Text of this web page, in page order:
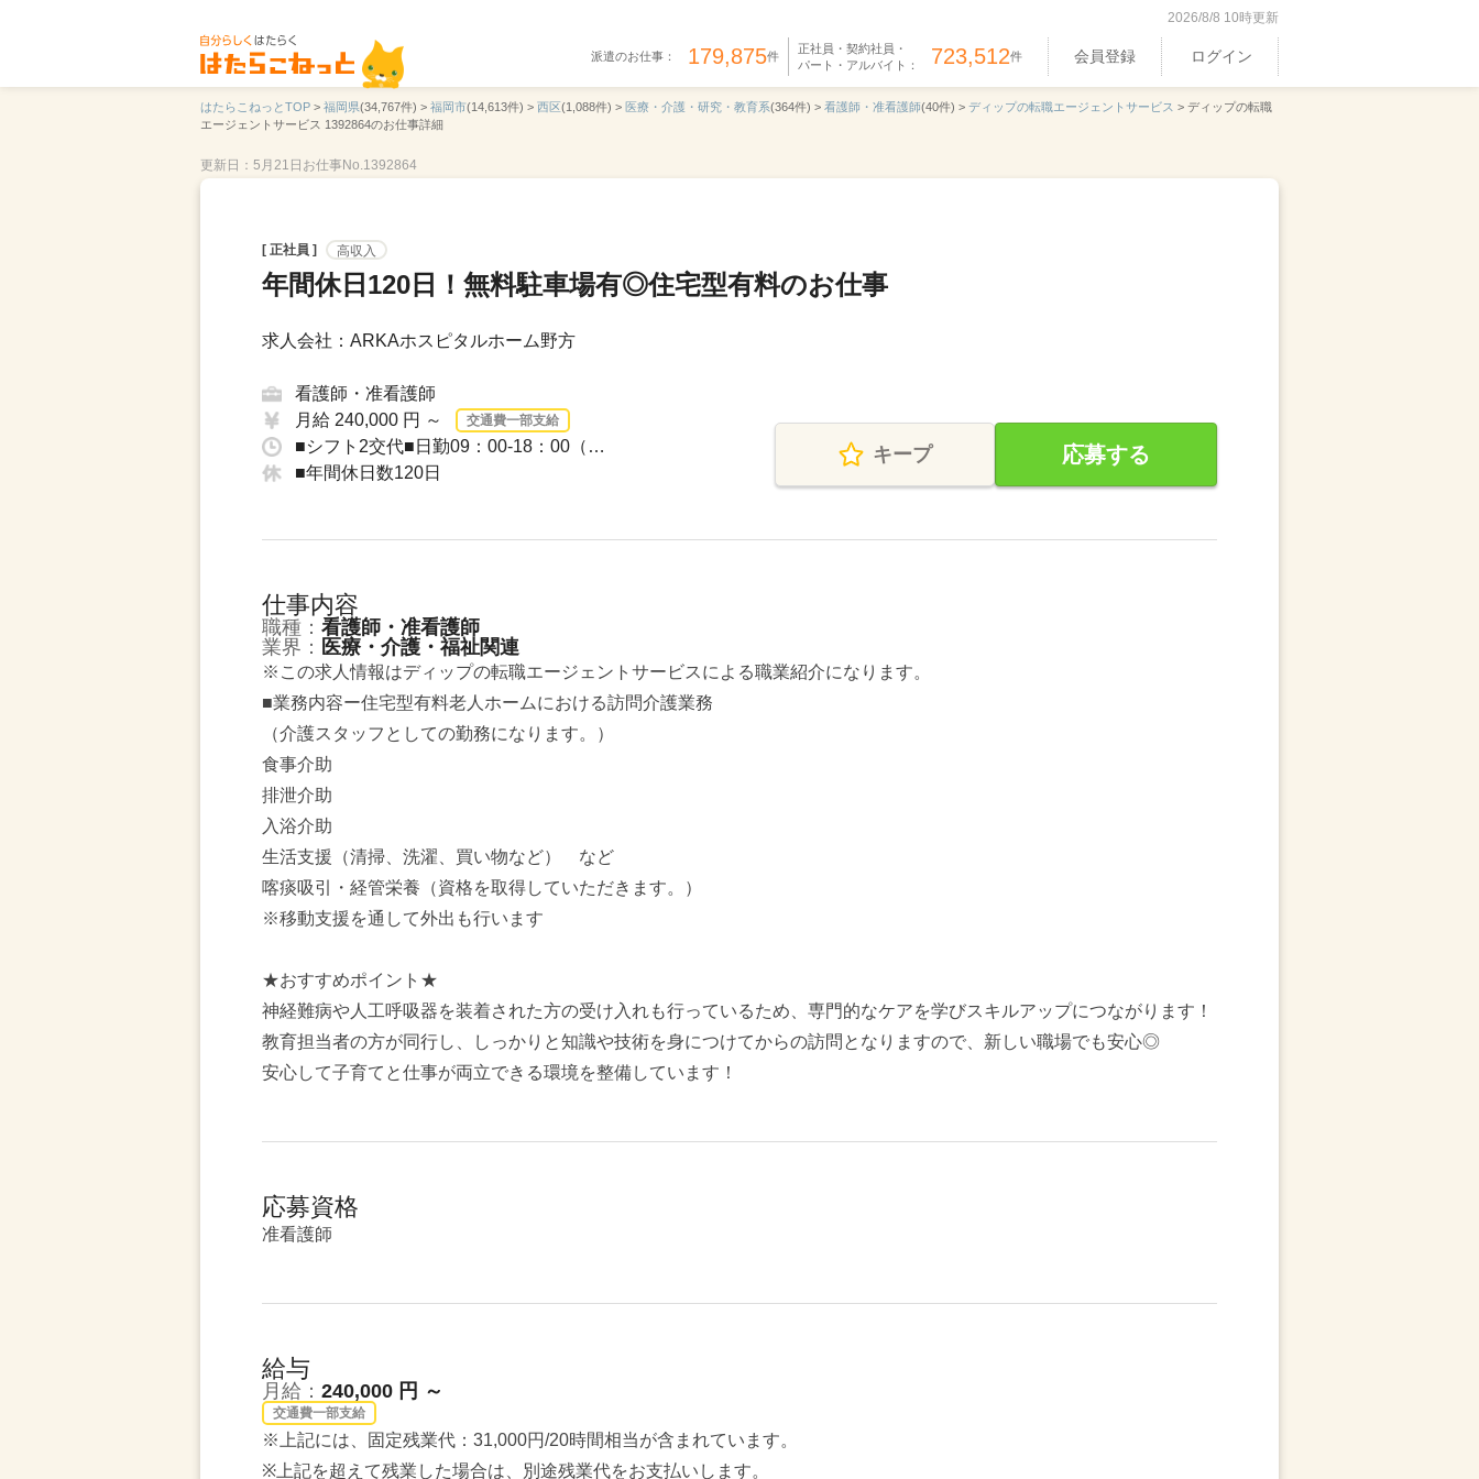
2026/8/8 10時更新
派遣のお仕事： 179,875件
正社員・契約社員・
パート・アルバイト： 723,512件 会員登録 ログイン
はたらこねっとTOP > 福岡県(34,767件) > 福岡市(14,613件) > 西区(1,088件) > 医療・介護・研究・教育系(364件) > 看護師・准看護師(40件) > ディップの転職エージェントサービス > ディップの転職
エージェントサービス 1392864のお仕事詳細
更新日：5月21日 お仕事No.1392864
[ 正社員 ] 高収入
年間休日120日！無料駐車場有◎住宅型有料のお仕事
求人会社：ARKAホスピタルホーム野方
看護師・准看護師
月給 240,000 円 ～
交通費一部支給
■シフト2交代■日勤09：00-18：00（…
■年間休日数120日
キープ 応募する
仕事内容
職種： 看護師・准看護師
業界： 医療・介護・福祉関連
※この求人情報はディップの転職エージェントサービスによる職業紹介になります。
■業務内容ー住宅型有料老人ホームにおける訪問介護業務
（介護スタッフとしての勤務になります。）
食事介助
排泄介助
入浴介助
生活支援（清掃、洗濯、買い物など） など
喀痰吸引・経管栄養（資格を取得していただきます。）
※移動支援を通して外出も行います
★おすすめポイント★
神経難病や人工呼吸器を装着された方の受け入れも行っているため、専門的なケアを学びスキルアップにつながります！
教育担当者の方が同行し、しっかりと知識や技術を身につけてからの訪問となりますので、新しい職場でも安心◎
安心して子育てと仕事が両立できる環境を整備しています！
応募資格
准看護師
給与
月給： 240,000 円 ～
交通費一部支給
※上記には、固定残業代：31,000円/20時間相当が含まれています。
※上記を超えて残業した場合は、別途残業代をお支払いします。